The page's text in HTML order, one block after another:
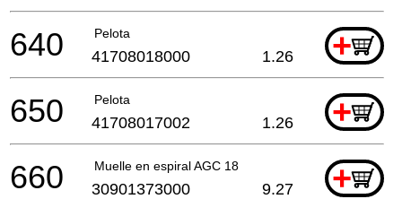
Pelota +
640 41708018000 1.26
Pelota +
650 41708017002 1.26
Muelle en espiral AGC 18 +
660 30901373000 9.27